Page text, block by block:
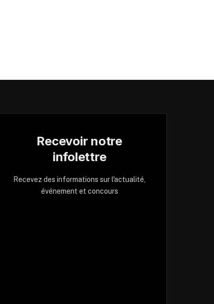
Recevoir notre
infolettre
Recevez des informations sur l'actualité,
événement et concours